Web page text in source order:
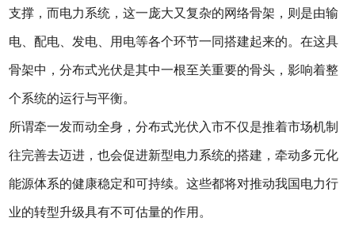
支撑，而电力系统，这一庞大又复杂的网络骨架，则是由输
电、配电、发电、用电等各个环节一同搭建起来的。在这具
骨架中，分布式光伏是其中一根至关重要的骨头，影响着整
个系统的运行与平衡。
所谓牵一发而动全身，分布式光伏入市不仅是推着市场机制
往完善去迈进，也会促进新型电力系统的搭建，牵动多元化
能源体系的健康稳定和可持续。这些都将对推动我国电力行
业的转型升级具有不可估量的作用。